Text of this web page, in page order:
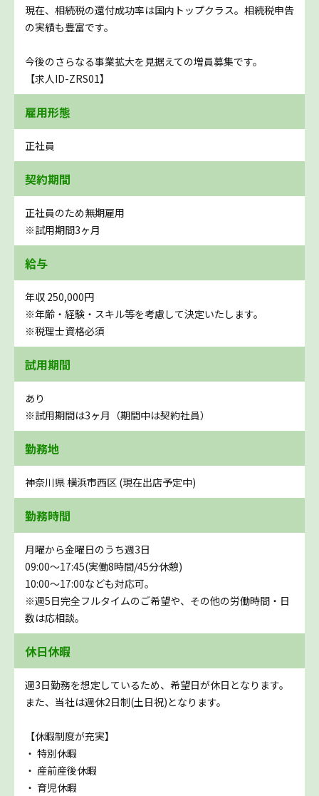
現在、相続税の還付成功率は国内トップクラス。相続税申告
の実績も豊富です。
今後のさらなる事業拡大を見据えての増員募集です。
【求人ID-ZRS01】
雇用形態
正社員
契約期間
正社員のため無期雇用
※試用期間3ヶ月
給与
年収 250,000円
※年齢・経験・スキル等を考慮して決定いたします。
※税理士資格必須
試用期間
あり
※試用期間は3ヶ月（期間中は契約社員）
勤務地
神奈川県 横浜市西区 (現在出店予定中)
勤務時間
月曜から金曜日のうち週3日
09:00～17:45(実働8時間/45分休憩)
10:00～17:00なども対応可。
※週5日完全フルタイムのご希望や、その他の労働時間・日
数は応相談。
休日休暇
週3日勤務を想定しているため、希望日が休日となります。
また、当社は週休2日制(土日祝)となります。
【休暇制度が充実】
・ 特別休暇
・ 産前産後休暇
・ 育児休暇